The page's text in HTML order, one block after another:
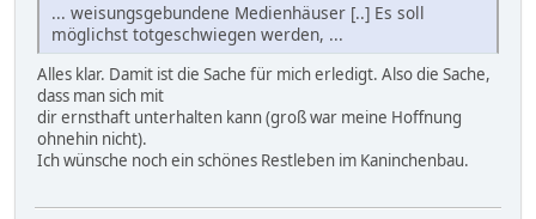
... weisungsgebundene Medienhäuser [..] Es soll
möglichst totgeschwiegen werden, ...
Alles klar. Damit ist die Sache für mich erledigt. Also die Sache,
dass man sich mit
dir ernsthaft unterhalten kann (groß war meine Hoffnung
ohnehin nicht).
Ich wünsche noch ein schönes Restleben im Kaninchenbau.